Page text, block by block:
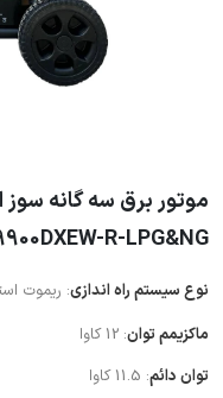
R-LPG&NG
نوع سیستم راه اندازی: ریموت
ماکزیمم توان: 12 کاوا
توان دائم: 11.5 کاوا